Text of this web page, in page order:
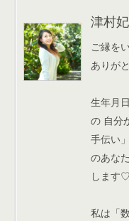
津村
ご縁を
ありが
生年月
の 自分
手伝い
のあな
します♡
私は「